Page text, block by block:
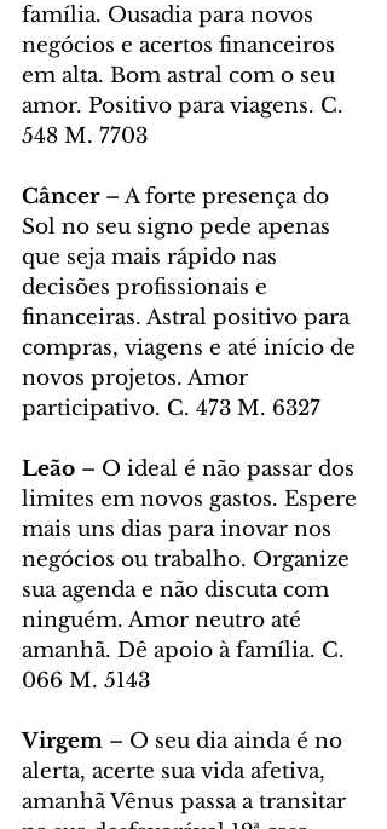
família. Ousadia para novos
negócios e acertos financeiros
em alta. Bom astral com o seu
amor. Positivo para viagens. C.
548 M. 7703
Câncer – A forte presença do
Sol no seu signo pede apenas
que seja mais rápido nas
decisões profissionais e
financeiras. Astral positivo para
compras, viagens e até início de
novos projetos. Amor
participativo. C. 473 M. 6327
Leão – O ideal é não passar dos
limites em novos gastos. Espere
mais uns dias para inovar nos
negócios ou trabalho. Organize
sua agenda e não discuta com
ninguém. Amor neutro até
amanhã. Dê apoio à família. C.
066 M. 5143
Virgem – O seu dia ainda é no
alerta, acerte sua vida afetiva,
amanhã Vênus passa a transitar